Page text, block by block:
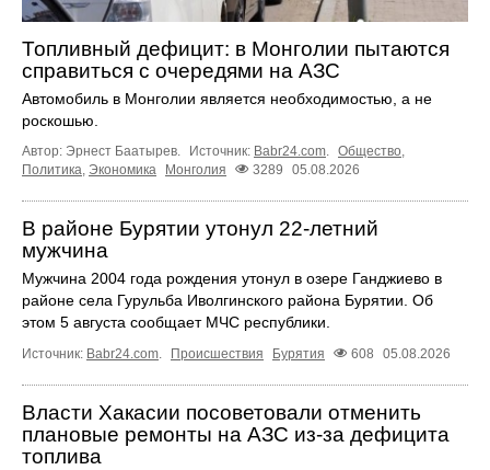
Топливный дефицит: в Монголии пытаются
справиться с очередями на АЗС
Автомобиль в Монголии является необходимостью, а не
роскошью.
Автор: Эрнест Баатырев. Источник: Babr24.com. Общество,
Политика, Экономика Монголия 3289 05.08.2026
В районе Бурятии утонул 22-летний
мужчина
Мужчина 2004 года рождения утонул в озере Ганджиево в
районе села Гурульба Иволгинского района Бурятии. Об
этом 5 августа сообщает МЧС республики.
Источник: Babr24.com. Происшествия Бурятия 608 05.08.2026
Власти Хакасии посоветовали отменить
плановые ремонты на АЗС из-за дефицита
топлива